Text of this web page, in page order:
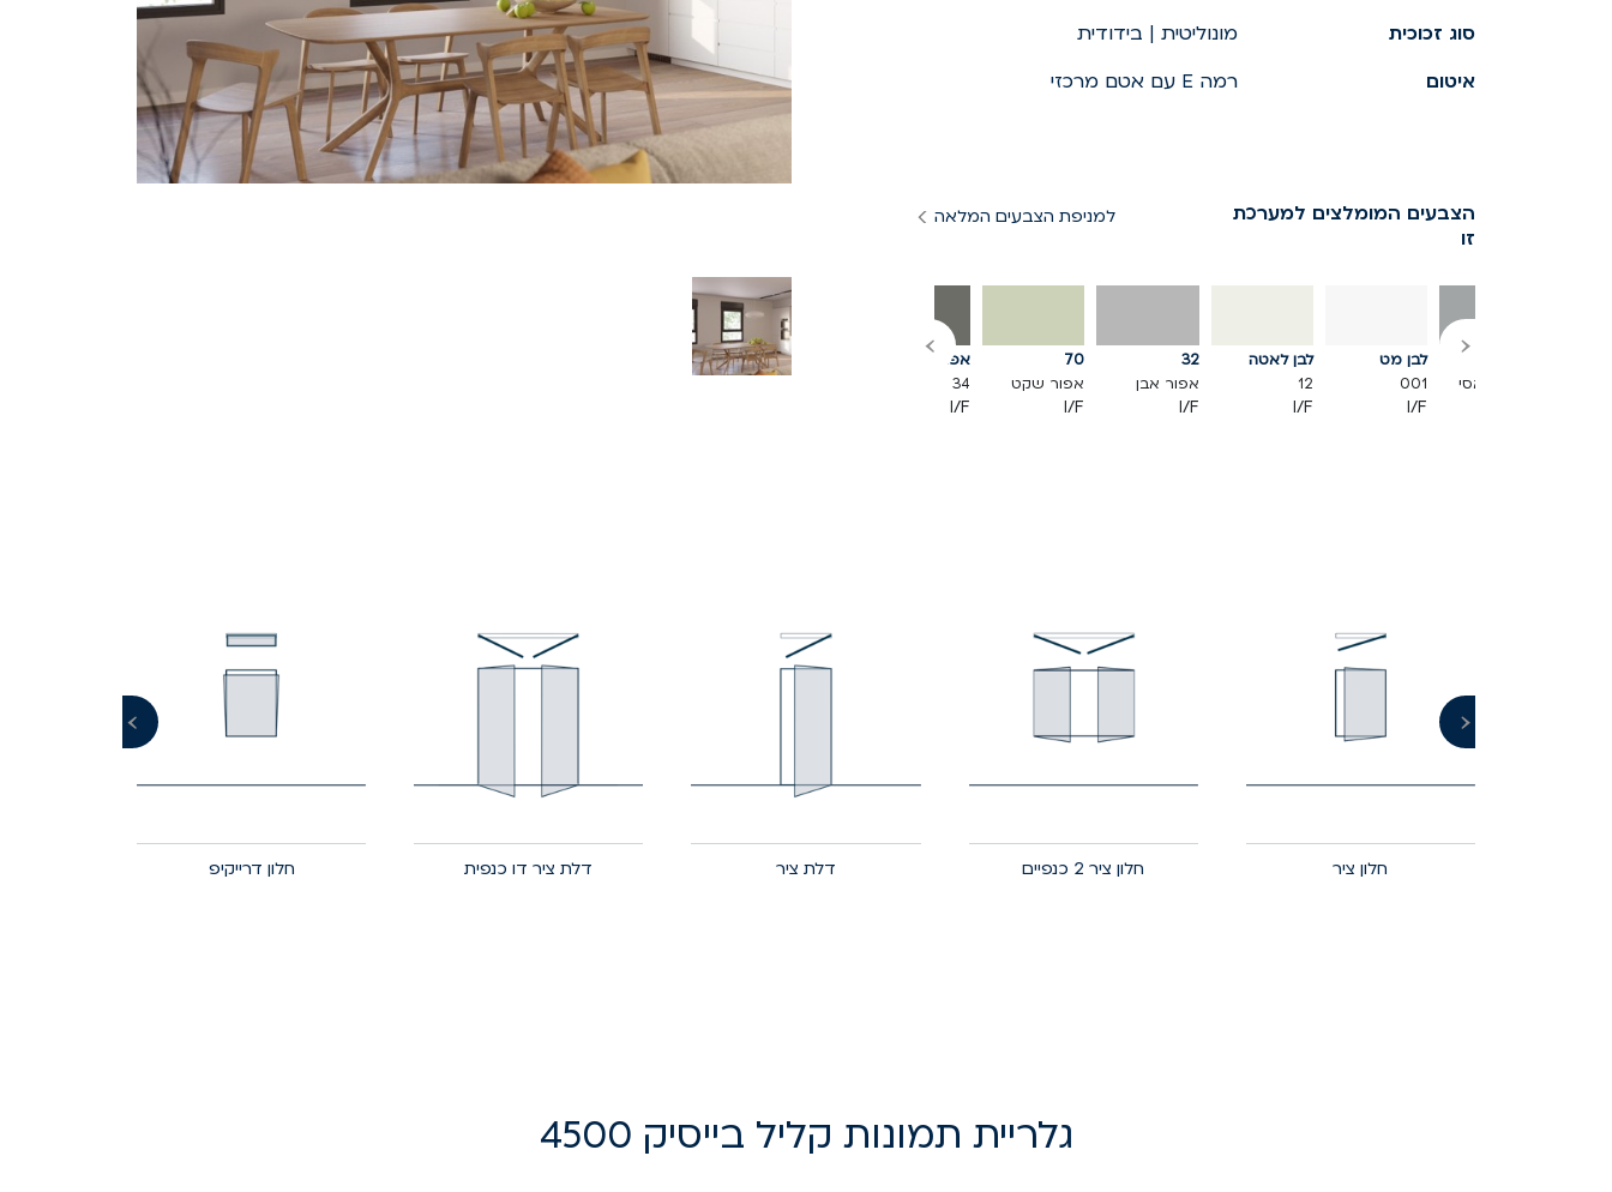
סוג זכוכית
מונוליטית | בידודית
איטום
רמה E עם אטם מרכזי
הצבעים המומלצים למערכת
זו
למניפת הצבעים המלאה
אפור קלאסי
לבן מט
001
I/F
לבן לאטה
12
I/F
32
אפור אבן
I/F
70
אפור שקט
I/F
אפור חם
34
I/F
אפור קשוח
42
‹
›
חלון ציר חלון ציר 2 כנפיים דלת ציר דלת ציר דו כנפית חלון דרייקיפ
‹
›
גלריית תמונות קליל בייסיק 4500